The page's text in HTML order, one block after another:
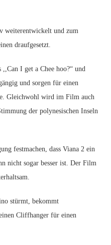
weiterentwickelt und zum
draufgesetzt.
I get a Chee hoo?“ und
und sorgen für einen
Gleichwohl wird im Film auch
der polynesischen Inseln
festmachen, dass Viana 2 ein
nicht sogar besser ist. Der Film
stürmt, bekommt
Cliffhanger für einen